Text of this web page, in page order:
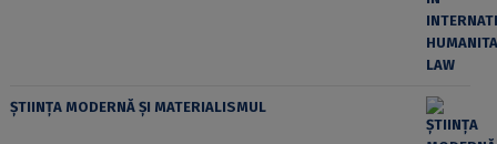
ȘTIINȚA MODERNĂ ȘI MATERIALISMUL